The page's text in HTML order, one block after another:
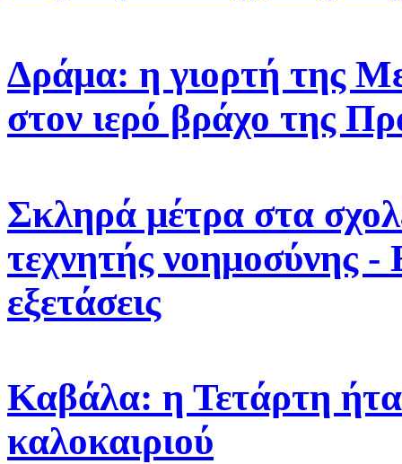
Δράμα: η γιορτή της
στον ιερό βράχο της
Σκληρά μέτρα στα
τεχνητής νοημοσύνης -
εξετάσεις
Καβάλα: η Τετάρτη
καλοκαιριού